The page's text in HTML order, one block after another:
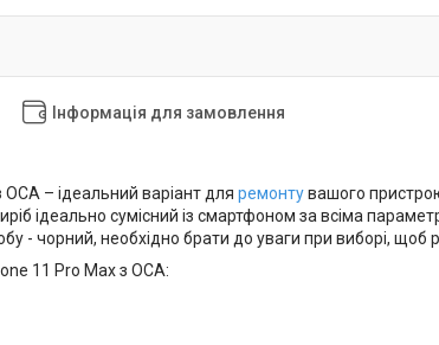
Інформація для замовлення
OCA – ідеальний варіант для ремонтувашого
ідеально сумісний із смартфоном за всіма
- чорний, необхідно брати до уваги при виборі, щоб
11 Pro Max з OCA: